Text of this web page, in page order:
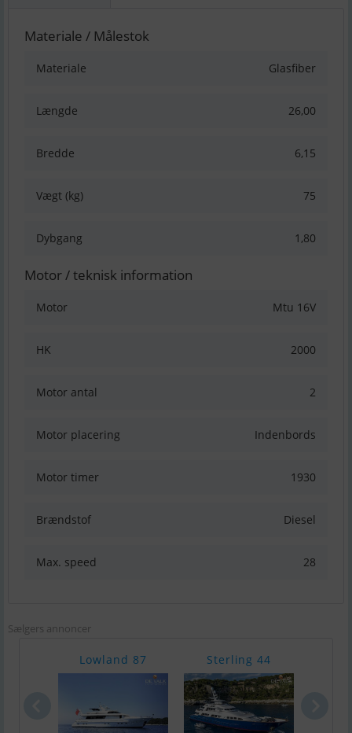
Materiale / Målestok
Materiale Glasfiber
Længde 26,00
Bredde 6,15
Vægt (kg) 75
Dybgang 1,80
Motor / teknisk information
Motor Mtu 16V
HK 2000
Motor antal 2
Motor placering Indenbords
Motor timer 1930
Brændstof Diesel
Max. speed 28
Sælgers annoncer
Lowland 87 Sterling 44